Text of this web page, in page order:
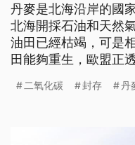
丹麥是北海沿岸的國
北海開採石油和天然
油田已經枯竭，可是
田能夠重生，歐盟正
預計明（2026）年投
二氧化碳 封存 丹